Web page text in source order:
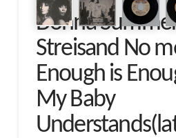
Donna
Streisand No
Enough is
My Baby